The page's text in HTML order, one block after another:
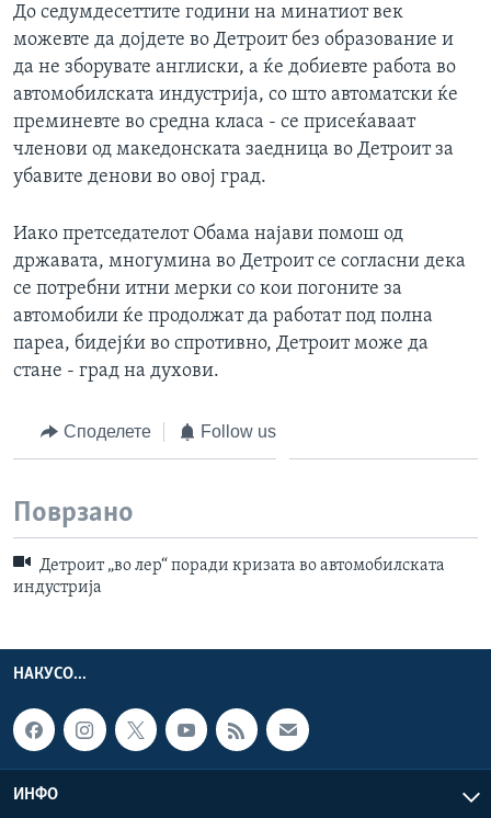
До седумдесеттите години на минатиот век
можевте да дојдете во Детроит без образование и
да не зборувате англиски, а ќе добиевте работа во
автомобилската индустрија, со што автоматски ќе
преминевте во средна класа - се присеќаваат
членови од македонската заедница во Детрoит за
убавите денови во овој град.
Иако претседателот Обама најави помош од
државата, многумина во Детроит се согласни дека
се потребни итни мерки со кои погоните за
автомобили ќе продолжат да работат под полна
пареа, бидејќи во спротивно, Детроит може да
стане - град на духови.
Споделете Follow us
Поврзано
Детроит „во лер“ поради кризата во автомобилската
индустрија
НАКУСО...
ИНФО